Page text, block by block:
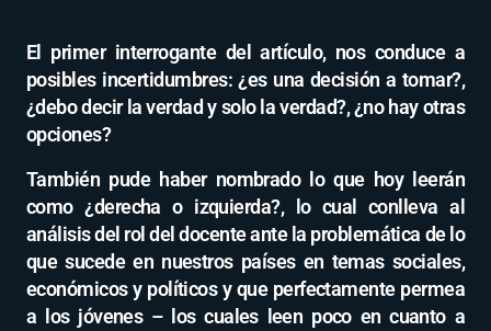
El primer interrogante del artículo, nos conduce a
posibles incertidumbres: ¿es una decisión a tomar?,
¿debo decir la verdad y solo la verdad?, ¿no hay otras
opciones?
También pude haber nombrado lo que hoy leerán
como ¿derecha o izquierda?, lo cual conlleva al
análisis del rol del docente ante la problemática de lo
que sucede en nuestros países en temas sociales,
económicos y políticos y que perfectamente permea
a los jóvenes – los cuales leen poco en cuanto a